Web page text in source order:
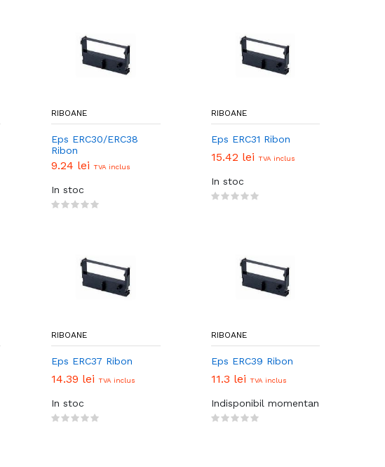
RIBOANE
Eps ERC30/ERC38
Ribon
9.24 lei TVA inclus
In stoc
RIBOANE
Eps ERC31 Ribon
15.42 lei TVA inclus
In stoc
RIBOANE
Eps ERC37 Ribon
14.39 lei TVA inclus
In stoc
RIBOANE
Eps ERC39 Ribon
11.3 lei TVA inclus
Indisponibil momentan